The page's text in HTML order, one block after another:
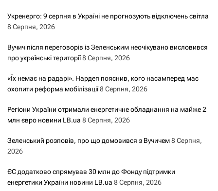
Укренерго: 9 серпня в Україні не прогнозують відключень світла
8 Серпня, 2026
Вучич після переговорів із Зеленським неочікувано висловився
про українські території8 Серпня, 2026
«Їх немає на радарі». Нардеп пояснив, кого насамперед має
охопити реформа мобілізації8 Серпня, 2026
Регіони України отримали енергетичне обладнання на майже 2
млн євро новини LB.ua 8 Серпня, 2026
Зеленський розповів, про що домовився з Вучичем8 Серпня,
2026
ЄС додатково спрямував 30 млн до Фонду підтримки
енергетики України новини LB.ua 8 Серпня, 2026